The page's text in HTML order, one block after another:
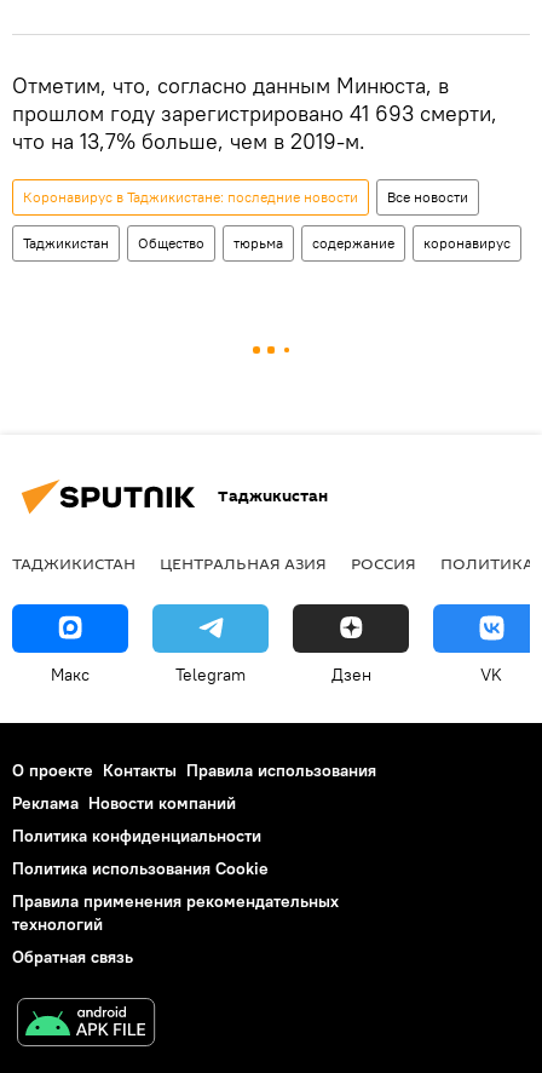
Отметим, что, согласно данным Минюста, в
прошлом году зарегистрировано 41 693 смерти,
что на 13,7% больше, чем в 2019-м.
Коронавирус в Таджикистане: последние новости Все новости
Таджикистан Общество тюрьма содержание коронавирус
Таджикистан
ТАДЖИКИСТАН ЦЕНТРАЛЬНАЯ АЗИЯ РОССИЯ ПОЛИТИКА
Макс Telegram Дзен VK
О проекте Контакты Правила использования
Реклама Новости компаний
Политика конфиденциальности
Политика использования Cookie
Правила применения рекомендательных
технологий
Обратная связь